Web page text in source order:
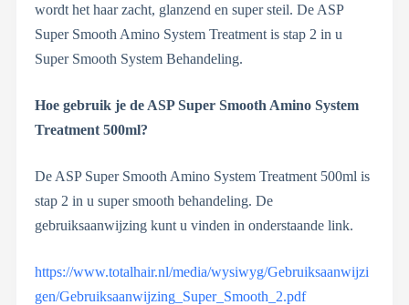
wordt het haar zacht, glanzend en super steil. De ASP
Super Smooth Amino System Treatment is stap 2 in u
Super Smooth System Behandeling.
Hoe gebruik je de ASP Super Smooth Amino System
Treatment 500ml?
De ASP Super Smooth Amino System Treatment 500ml is
stap 2 in u super smooth behandeling. De
gebruiksaanwijzing kunt u vinden in onderstaande link.
https://www.totalhair.nl/media/wysiwyg/Gebruiksaanwijzi
gen/Gebruiksaanwijzing_Super_Smooth_2.pdf